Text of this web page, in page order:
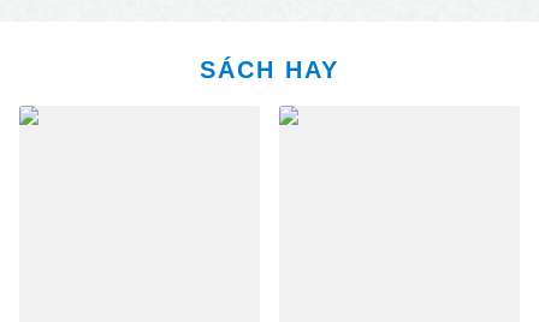
SÁCH HAY